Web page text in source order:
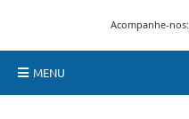
Acompanhe-nos:
MENU